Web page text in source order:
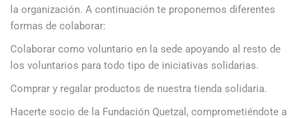
la organización. A continuación te proponemos diferentes
formas de colaborar:
Colaborar como voluntario en la sede apoyando al resto de
los voluntarios para todo tipo de iniciativas solidarias.
Comprar y regalar productos de nuestra tienda solidaria.
Hacerte socio de la Fundación Quetzal, comprometiéndote a